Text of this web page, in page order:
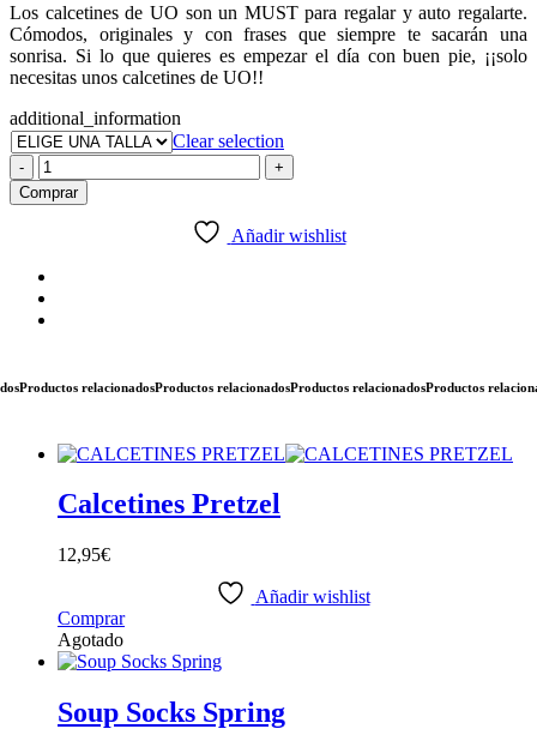
Los calcetines de UO son un MUST para regalar y auto regalarte.
Cómodos, originales y con frases que siempre te sacarán una
sonrisa. Si lo que quieres es empezar el día con buen pie, ¡¡solo
necesitas unos calcetines de UO!!
additional_information
Clear selection
-
Calcetines
Que
te
+
Comprar
Añadir wishlist
relacionadosProductos relacionadosProductos relacionadosProductos
Calcetines Pretzel
12,95€
Añadir wishlist
Comprar
Agotado
Soup Socks Spring